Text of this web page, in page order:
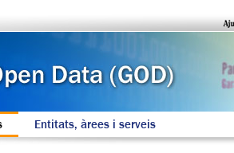
Entitats, àrees i serveis